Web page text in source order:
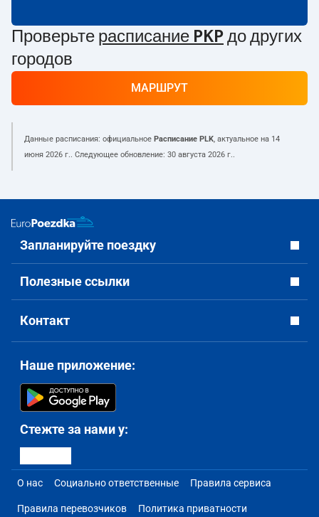
Проверьте расписание PKP до других
городов
МАРШРУТ
Данные расписания: официальное Расписание PLK, актуальное на 14
июня 2026 г.. Следующее обновление: 30 августа 2026 г..
Запланируйте поездку
Полезные ссылки
Контакт
Наше приложение:
Стежте за нами у:
О нас Социально ответственные Правила сервиса
Правила перевозчиков Политика приватности